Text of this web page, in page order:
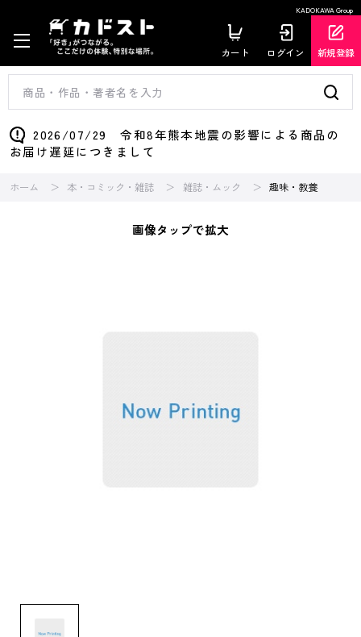
KADOKAWA Group
カート ログイン 新規登録
2026/07/29 令和8年熊本地震の影響による商品の
お届け遅延につきまして
ホーム 本・コミック・雑誌 雑誌・ムック 趣味・教養
画像タップで拡大